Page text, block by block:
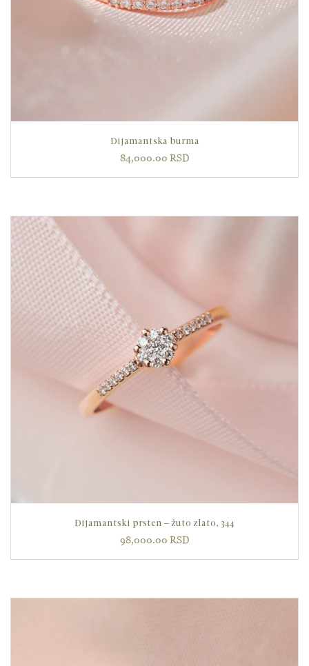
Dijamantska burma
84,000.00 RSD
Dijamantski prsten – žuto zlato, 344
98,000.00 RSD